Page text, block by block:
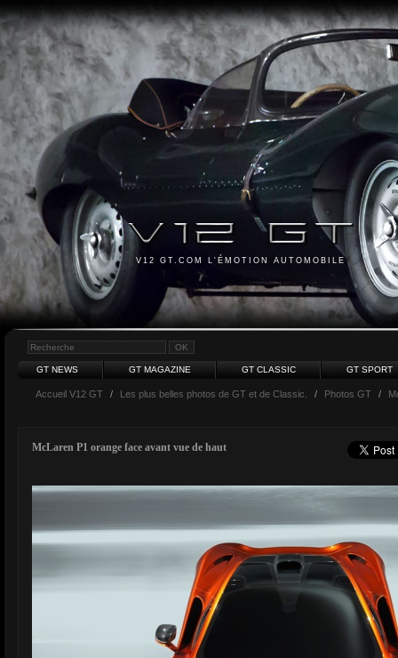
V12 GT.COM L'ÉMOTION AUTOMOBILE
GT NEWS GT MAGAZINE GT CLASSIC GT SPORT
Accueil V12 GT / Les plus belles photos de GT et de Classic. / Photos GT /
McLaren P1 orange face avant vue de haut